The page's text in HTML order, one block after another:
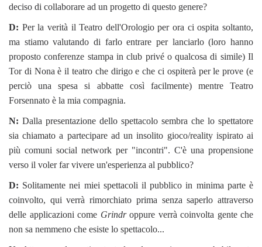
deciso di collaborare ad un progetto di questo genere?
D: Per la verità il Teatro dell'Orologio per ora ci ospita soltanto,
ma stiamo valutando di farlo entrare per lanciarlo (loro hanno
proposto conferenze stampa in club privé o qualcosa di simile) Il
Tor di Nona è il teatro che dirigo e che ci ospiterà per le prove (e
perciò una spesa si abbatte così facilmente) mentre Teatro
Forsennato è la mia compagnia.
N: Dalla presentazione dello spettacolo sembra che lo spettatore
sia chiamato a partecipare ad un insolito gioco/reality ispirato ai
più comuni social network per "incontri". C'è una propensione
verso il voler far vivere un'esperienza al pubblico?
D: Solitamente nei miei spettacoli il pubblico in minima parte è
coinvolto, qui verrà rimorchiato prima senza saperlo attraverso
delle applicazioni come Grindroppure verrà coinvolta gente che
non sa nemmeno che esiste lo spettacolo...